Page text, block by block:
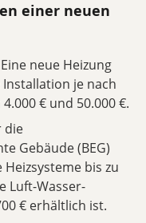
einer neuen
Eine neue Heizung
je nach
€ und 50.000 €.
die
Gebäude (BEG)
bis zu
Luft-Wasser-
€ erhältlich ist.